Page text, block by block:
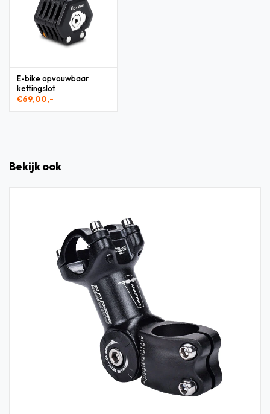
E-bike opvouwbaar
kettingslot
€69,00,-
Bekijk ook